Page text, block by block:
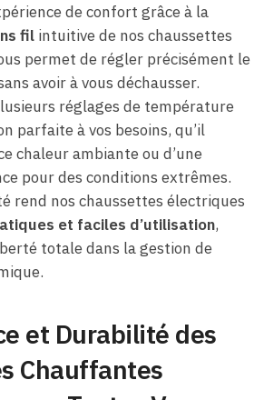
de confort grâce à la
fil intuitive de nos chaussettes
permet de régler précisément le
avoir à vous déchausser.
réglages de température
parfaite à vos besoins, qu’il
chaleur ambiante ou d’une
pour des conditions extrêmes.
rend nos chaussettes électriques
et faciles d’utilisation,
totale dans la gestion de
et Durabilité des
Chauffantes